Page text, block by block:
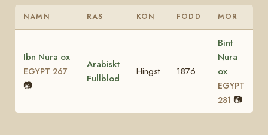
NAMN RAS KÖN FÖDD MOR
Ibn Nura ox
EGYPT 267
📷
Arabiskt
Fullblod
Hingst 1876
Bint
Nura
ox
EGYPT
281 📷